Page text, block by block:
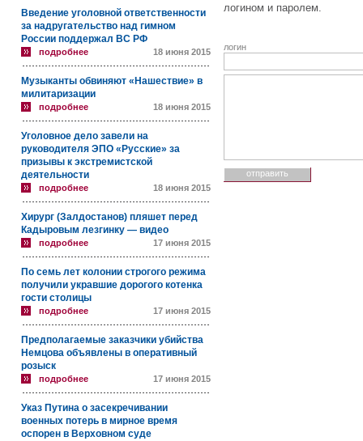
Введение уголовной ответственности
за надругательство над гимном
России поддержал ВС РФ
подробнее 18 июня 2015
Музыканты обвиняют «Нашествие» в
милитаризации
подробнее 18 июня 2015
Уголовное дело завели на
руководителя ЭПО «Русские» за
призывы к экстремистской
деятельности
подробнее 18 июня 2015
Хирург (Залдостанов) пляшет перед
Кадыровым лезгинку — видео
подробнее 17 июня 2015
По семь лет колонии строгого режима
получили укравшие дорогого котенка
гости столицы
подробнее 17 июня 2015
Предполагаемые заказчики убийства
Немцова объявлены в оперативный
розыск
подробнее 17 июня 2015
Указ Путина о засекречивании
военных потерь в мирное время
оспорен в Верховном суде
логином и паролем.
логин